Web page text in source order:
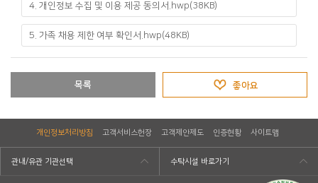
4. 개인정보 수집 및 이용 제공 동의서.hwp(38KB)
5. 가족 채용 제한 여부 확인서.hwp(48KB)
목록 좋아요
개인정보처리방침 고객서비스헌장 고객제안제도 인증현황 사이트맵
관내/유관 기관선택 수탁시설 바로가기